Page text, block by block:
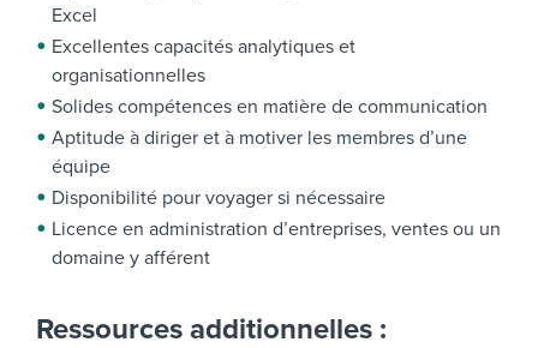
Excel
Excellentes capacités analytiques et
organisationnelles
Solides compétences en matière de communication
Aptitude à diriger et à motiver les membres d’une
équipe
Disponibilité pour voyager si nécessaire
Licence en administration d’entreprises, ventes ou un
domaine y afférent
Ressources additionnelles :